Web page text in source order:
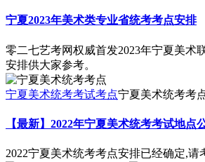
宁夏2023年美术类专业省统考考点安排
零二七艺考网权威首发2023年宁夏美术
安排供大家参考。
宁夏美术统考考试考点宁夏美术统考考
【最新】2022年宁夏美术统考考试地点
2022宁夏美术统考考点安排已经确定,